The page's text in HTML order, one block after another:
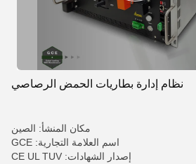
نظام إدارة بطاريات الحمض الرصاصي
مكان المنشأ: الصين
اسم العلامة التجارية: GCE
إصدار الشهادات: CE UL TUV